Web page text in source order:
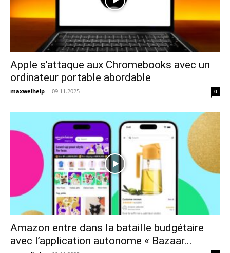
Apple s’attaque aux Chromebooks avec un
ordinateur portable abordable
maxwelhelp - 09.11.2025 0
Amazon entre dans la bataille budgétaire
avec l’application autonome « Bazaar...